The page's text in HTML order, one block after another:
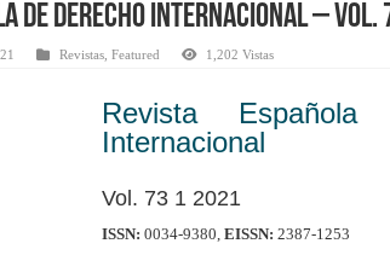
de Derecho Internacional – Vol.
Revistas Featured 1,202 Vistas
Revista
Internacional
Vol. 73 1 2021
ISSN: 0034-9380, EISSN: 2387-1253